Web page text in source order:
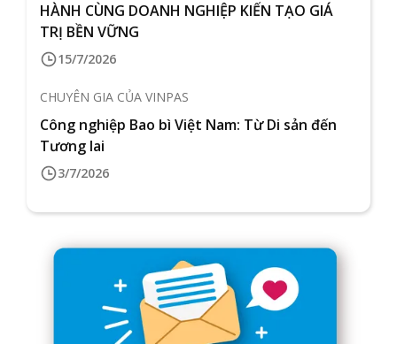
HÀNH CÙNG DOANH NGHIỆP KIẾN TẠO GIÁ
TRỊ BỀN VỮNG
15/7/2026
CHUYÊN GIA CỦA VINPAS
Công nghiệp Bao bì Việt Nam: Từ Di sản đến
Tương lai
3/7/2026